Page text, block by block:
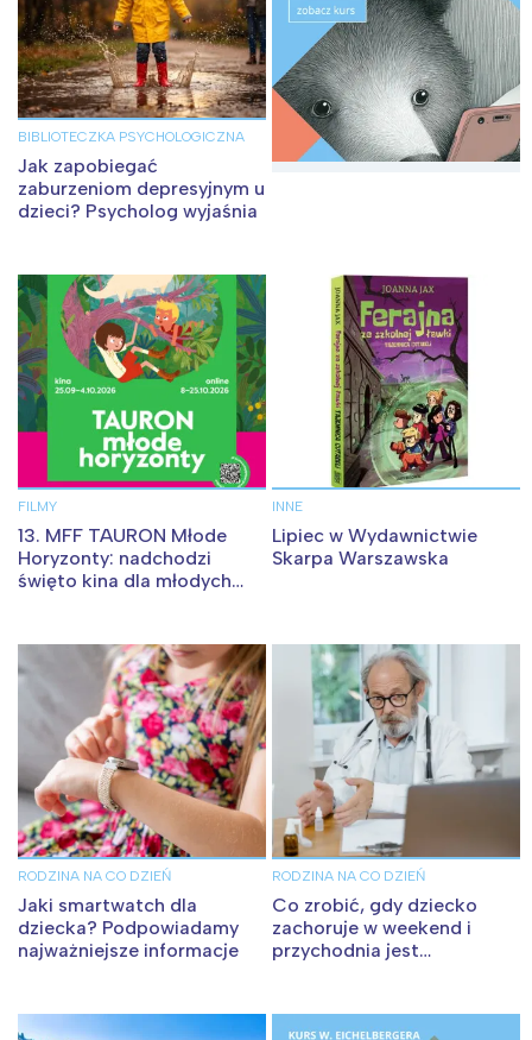
BIBLIOTECZKA PSYCHOLOGICZNA
Jak zapobiegać
zaburzeniom depresyjnym u
dzieci? Psycholog wyjaśnia
FILMY
13. MFF TAURON Młode
Horyzonty: nadchodzi
święto kina dla młodych
INNE
Lipiec w Wydawnictwie
Skarpa Warszawska
RODZINA NA CO DZIEŃ
Jaki smartwatch dla
dziecka? Podpowiadamy
najważniejsze informacje
RODZINA NA CO DZIEŃ
Co zrobić, gdy dziecko
zachoruje w weekend i
przychodnia jest
Interesują mnie wydarzenia z